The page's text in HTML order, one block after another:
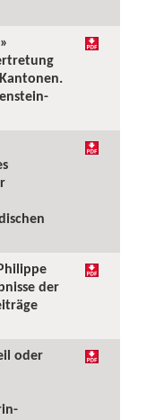
der
oder